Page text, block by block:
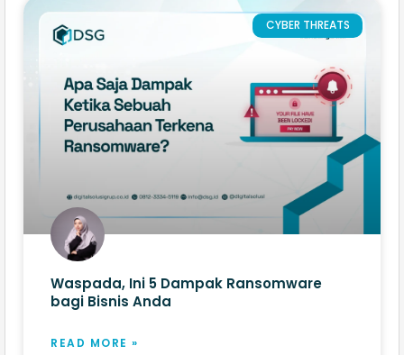
CYBER THREATS
Waspada, Ini 5 Dampak Ransomware
bagi Bisnis Anda
READ MORE »